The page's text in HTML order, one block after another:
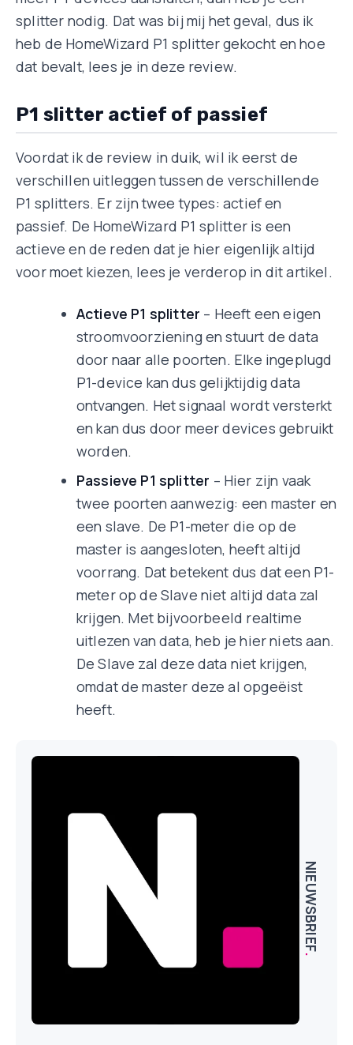
splitter nodig. Dat was bij mij het geval, dus ik
heb de HomeWizard P1 splitter gekocht en hoe
dat bevalt, lees je in deze review.
P1 slitter actief of passief
Voordat ik de review in duik, wil ik eerst de
verschillen uitleggen tussen de verschillende
P1 splitters. Er zijn twee types: actief en
passief. De HomeWizard P1 splitter is een
actieve en de reden dat je hier eigenlijk altijd
voor moet kiezen, lees je verderop in dit artikel.
Actieve P1 splitter – Heeft een eigen
stroomvoorziening en stuurt de data
door naar alle poorten. Elke ingeplugd
P1-device kan dus gelijktijdig data
ontvangen. Het signaal wordt versterkt
en kan dus door meer devices gebruikt
worden.
Passieve P1 splitter – Hier zijn vaak
twee poorten aanwezig: een master en
een slave. De P1-meter die op de
master is aangesloten, heeft altijd
voorrang. Dat betekent dus dat een P1-
meter op de Slave niet altijd data zal
krijgen. Met bijvoorbeeld realtime
uitlezen van data, heb je hier niets aan.
De Slave zal deze data niet krijgen,
omdat de master deze al opgeëist
heeft.
NIEUWSBRIEF
.